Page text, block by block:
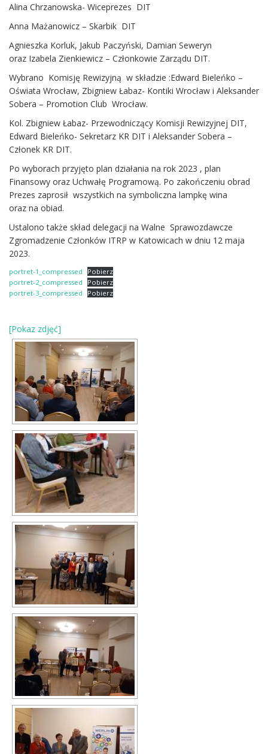
Alina Chrzanowska- Wiceprezes DIT
Anna Mażanowicz – Skarbik DIT
Agnieszka Korluk, Jakub Paczyński, Damian Seweryn
oraz Izabela Zienkiewicz – Członkowie Zarządu DIT.
Wybrano Komisję Rewizyjną w składzie :Edward Bieleńko –
Oświata Wrocław, Zbigniew Łabaz- Kontiki Wrocław i Aleksander
Sobera – Promotion Club Wrocław.
Kol. Zbigniew Łabaz- Przewodniczący Komisji Rewizyjnej DIT,
Edward Bieleńko- Sekretarz KR DIT i Aleksander Sobera –
Członek KR DIT.
Po wyborach przyjęto plan działania na rok 2023 , plan
Finansowy oraz Uchwałę Programową. Po zakończeniu obrad
Prezes zaprosił wszystkich na symboliczna lampkę wina
oraz na obiad.
Ustalono także skład delegacji na Walne Sprawozdawcze
Zgromadzenie Członków ITRP w Katowicach w dniu 12 maja
2023.
portret-1_compressed
Pobierz
portret-2_compressed
Pobierz
portret-3_compressed
Pobierz
[Pokaz zdjęć]